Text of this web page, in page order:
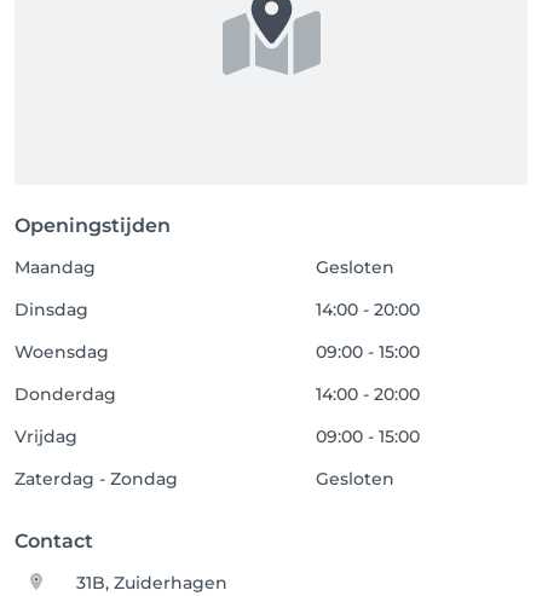
Openingstijden
Maandag
Gesloten
Dinsdag
14:00 - 20:00
Woensdag
09:00 - 15:00
Donderdag
14:00 - 20:00
Vrijdag
09:00 - 15:00
Zaterdag - Zondag
Gesloten
Contact
31B, Zuiderhagen